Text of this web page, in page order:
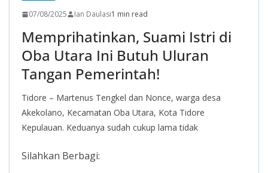
07/08/2025 Ian Daulasi1 min read
Memprihatinkan, Suami Istri di
Oba Utara Ini Butuh Uluran
Tangan Pemerintah!
Tidore – Martenus Tengkel dan Nonce, warga desa
Akekolano, Kecamatan Oba Utara, Kota Tidore
Kepulauan. Keduanya sudah cukup lama tidak
Silahkan Berbagi: